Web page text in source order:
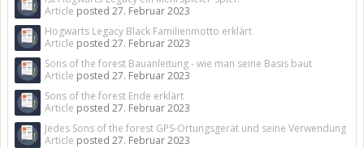
Article posted 27. Februar 2023
Hogwarts Legacy Black Familienmotto erklärt
Article posted 27. Februar 2023
Sons of the forest Bauanleitung - wie man seine Basis baut
Article posted 27. Februar 2023
Sons of the forest Ende erklärt
Article posted 27. Februar 2023
Jedes Sons of the forest GPS-Ortungsgerät und seine Verwendung
Article posted 27. Februar 2023